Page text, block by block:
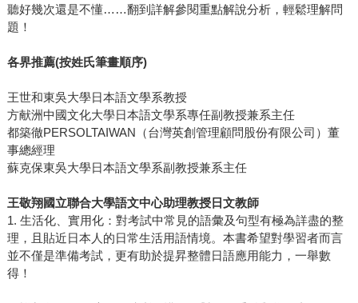
聽好幾次還是不懂……翻到詳解參閱重點解說分析，輕鬆理解問
題！
各界推薦(按姓氏筆畫順序)
王世和東吳大學日本語文學系教授
方献洲中國文化大學日本語文學系專任副教授兼系主任
都築徹PERSOLTAIWAN（台灣英創管理顧問股份有限公司）董
事總經理
蘇克保東吳大學日本語文學系副教授兼系主任
王敬翔國立聯合大學語文中心助理教授日文教師
1. 生活化、實用化：對考試中常見的語彙及句型有極為詳盡的整
理，且貼近日本人的日常生活用語情境。本書希望對學習者而言
並不僅是準備考試，更有助於提昇整體日語應用能力，一舉數
得！